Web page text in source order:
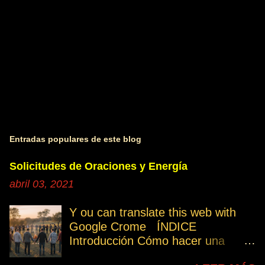
Entradas populares de este blog
Solicitudes de Oraciones y Energía
abril 03, 2021
Y ou can translate this web with
Google Crome ÍNDICE
Introducción Cómo hacer una